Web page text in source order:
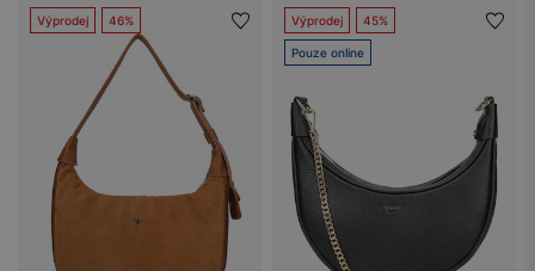
Výprodej 46% Výprodej 45%
Pouze online